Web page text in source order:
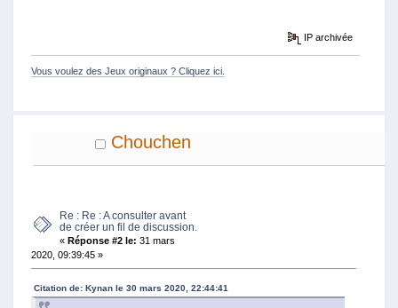
IP archivée
Vous voulez des Jeux originaux ? Cliquez ici.
Chouchen
Re : Re : A consulter avant
de créer un fil de discussion.
«Réponse #2 le: 31 mars
2020, 09:39:45 »
Citation de: Kynan le 30 mars 2020, 22:44:41